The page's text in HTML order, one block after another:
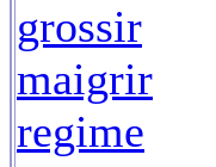
grossir
maigrir
regime